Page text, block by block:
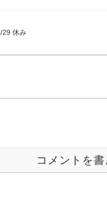
29 休み
コメントを